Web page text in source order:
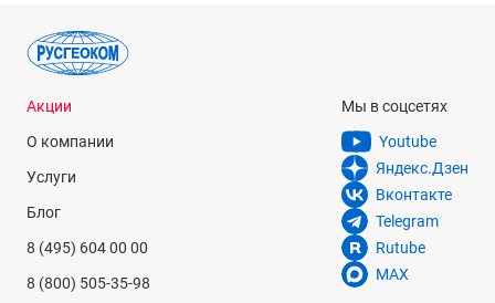
Акции
О компании
Услуги
Блог
8 (495) 604 00 00
8 (800) 505-35-98
Мы в соцсетях
Youtube
Яндекс.Дзен
Вконтакте
Telegram
Rutube
MAX